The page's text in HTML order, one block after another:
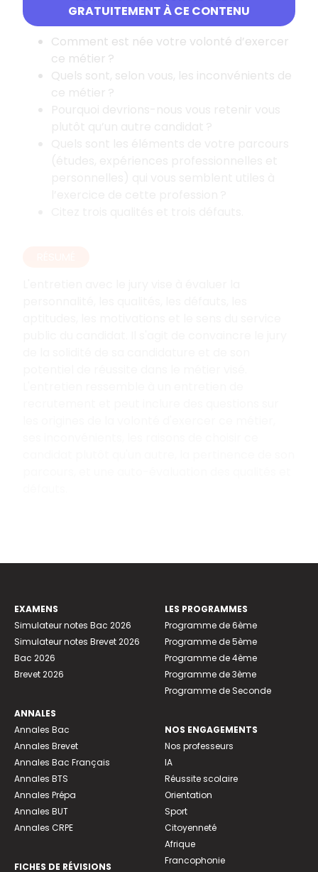
GRATUITEMENT À CE CONTENU
questions de ce type :
Comment est née votre volonté d’exercer
ce métier ?
Quels sont, selon vous, les inconvénients de
EXAMENS
Simulateur notes Bac 2026
Simulateur notes Brevet 2026
Bac 2026
Brevet 2026
ANNALES
Annales Bac
Annales Brevet
Annales Bac Français
Annales BTS
Annales Prépa
Annales BUT
Annales CRPE
FICHES DE RÉVISIONS
LES PROGRAMMES
Programme de 6ème
Programme de 5ème
Programme de 4ème
Programme de 3ème
Programme de Seconde
NOS ENGAGEMENTS
Nos professeurs
IA
Réussite scolaire
Orientation
Sport
Citoyenneté
Afrique
Francophonie